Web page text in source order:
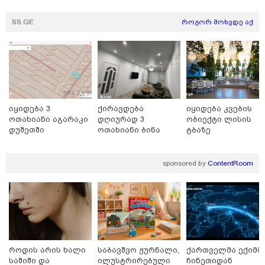
დეტალურად აღბეჭდეს
13:22 / 05-08-2026
საფრანგეთის სოფელში ტყის
ხანძრის შემდეგ მეორე
მსოფლიო ომის დროინდელი
ასობით ჭურვი აღმოაჩინეს -
"რიგრიგობით
ფეთქდებოდნენ..."
იტალიაში ქალმა, ლატარიის
მოიგო, შემთხვევით ნაგავში
გადააგდო - ის დასუფთავების
სამსახურის თანამშრომლებმა
ნაგვის მანქანაში იპოვეს
SS.GE როგორ მოხვდე აქ
იყიდება 3
ოთახიანი აგარაკი
დუშეთში
ქირავდება
დღიურად 3
ოთახიანი ბინა
იყიდება კვების
ობიექტი ლისის
ტბაზე
sponsored by ContentRoom
როდის არის ხალი
საშიში და
საბავშვო ჟურნალი,
ილუსტრირებული
ქართველმა
ჩინეთიდან